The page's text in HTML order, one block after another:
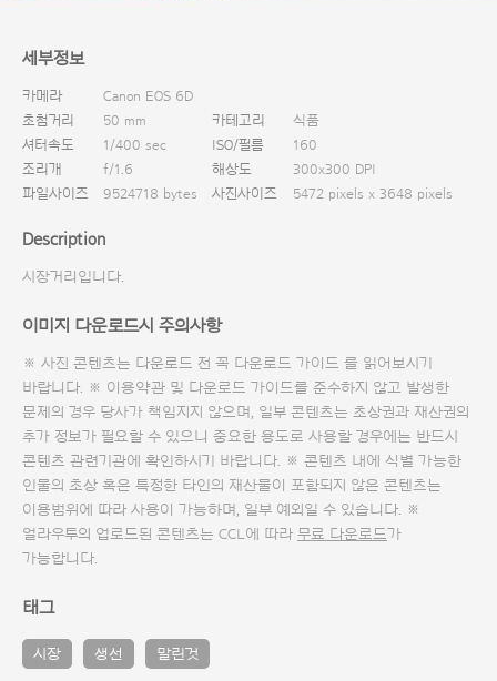
세부정보
카메라
Canon EOS 6D
초첨거리
50 mm 카테고리
식품
셔터속도
1/400 sec ISO/필름
160
조리개
f/1.6 해상도
300x300 DPI
파일사이즈
9524718 bytes 사진사이즈 5472 pixels x 3648 pixels
Description
시장거리입니다.
이미지 다운로드시 주의사항
※ 사진 콘텐츠는 다운로드 전 꼭 다운로드 가이드 를 읽어보시기
바랍니다. ※ 이용약관 및 다운로드 가이드를 준수하지 않고 발생한
문제의 경우 당사가 책임지지 않으며, 일부 콘텐츠는 초상권과 재산권의
추가 정보가 필요할 수 있으니 중요한 용도로 사용할 경우에는 반드시
콘텐츠 관련기관에 확인하시기 바랍니다. ※ 콘텐츠 내에 식별 가능한
인물의 초상 혹은 특정한 타인의 재산물이 포함되지 않은 콘텐츠는
이용범위에 따라 사용이 가능하며, 일부 예외일 수 있습니다. ※
얼라우투의 업로드된 콘텐츠는 CCL에 따라 무료 다운로드가
가능합니다.
태그
시장 생선 말린것